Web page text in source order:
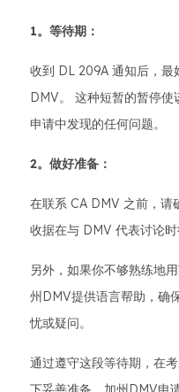
1。等待期：
收到 DL 209A 通知后，最
DMV。 这种短暂的暂停
申请中发现的任何问题。
2。做好准备：
在联系 CA DMV 之前，请
收据在与 DMV 代表讨论时
另外，如果你不够熟练地
州DMV提供语言帮助，确
忧或疑问。
通过遵守这段等待期，在